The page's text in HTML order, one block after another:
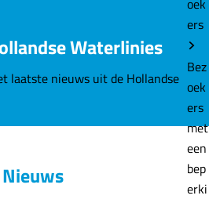
oek
ers
Bez
oek
ers
met
een
bep
erki
Waterlinies
laatste nieuws uit de Hollandse
Nieuws